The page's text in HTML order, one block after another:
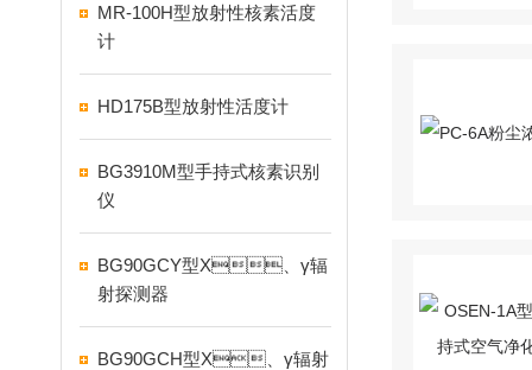
MR-100H型放射性核素活度
计
HD175B型放射性活度计
BG3910M型手持式核素识别
仪
BG90GCY型X、γ辐
射探测器
BG90GCH型X、γ辐射